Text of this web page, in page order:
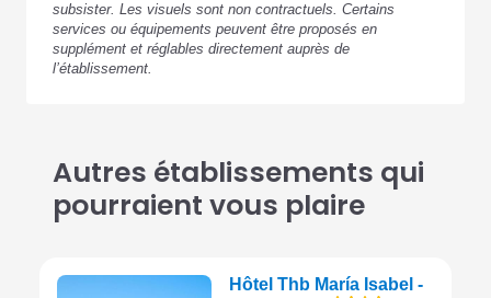
subsister. Les visuels sont non contractuels. Certains
services ou équipements peuvent être proposés en
supplément et réglables directement auprès de
l’établissement.
Autres établissements qui
pourraient vous plaire
Hôtel Thb María Isabel -